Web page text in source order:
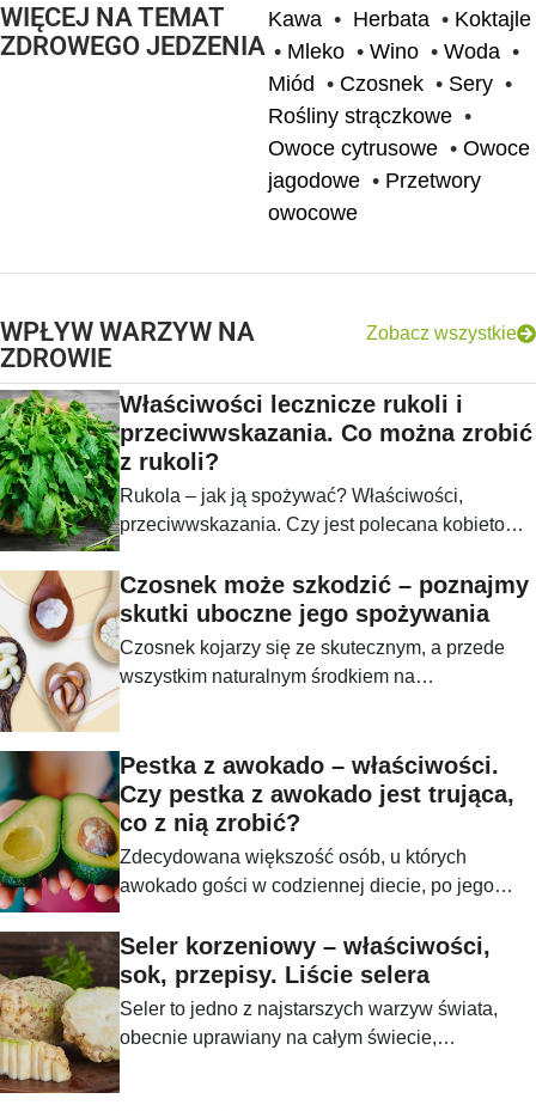
WIĘCEJ NA TEMAT
ZDROWEGO JEDZENIA
Kawa • Herbata • Koktajle
• Mleko • Wino • Woda •
Miód • Czosnek • Sery •
Rośliny strączkowe •
Owoce cytrusowe • Owoce
jagodowe • Przetwory
owocowe
WPŁYW WARZYW NA
ZDROWIE
Zobacz wszystkie
Właściwości lecznicze rukoli i
przeciwwskazania. Co można zrobić
z rukoli?
Rukola – jak ją spożywać? Właściwości,
przeciwwskazania. Czy jest polecana kobietom
Czosnek może szkodzić – poznajmy
skutki uboczne jego spożywania
Czosnek kojarzy się ze skutecznym, a przede
wszystkim naturalnym środkiem na
Pestka z awokado – właściwości.
Czy pestka z awokado jest trująca,
co z nią zrobić?
Zdecydowana większość osób, u których
awokado gości w codziennej diecie, po jego
żadnego zastanowienia. Ale czy nie lepiej, nie
działać tak pochopnie i pozytywnie ją
wykorzystać, dodając ją do swojego ulubionego
koktajlu lub robiąc z niej odżywkę na lśniące
Seler korzeniowy – właściwości,
sok, przepisy. Liście selera
Seler to jedno z najstarszych warzyw świata,
obecnie uprawiany na całym świecie,